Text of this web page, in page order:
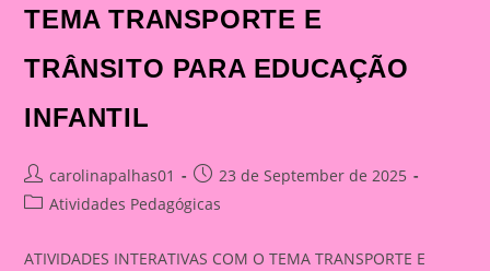
TEMA TRANSPORTE E
TRÂNSITO PARA EDUCAÇÃO
INFANTIL
Post
author:
carolinapalhas01
Post
published:
23 de September de 2025
PostAtividades Pedagógicas
ATIVIDADES INTERATIVAS COM O TEMA TRANSPORTE E